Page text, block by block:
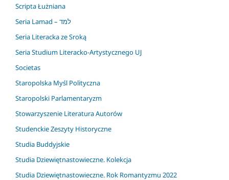
Scripta Łużniana
Seria Lamad – למד
Seria Literacka ze Sroką
Seria Studium Literacko-Artystycznego UJ
Societas
Staropolska Myśl Polityczna
Staropolski Parlamentaryzm
Stowarzyszenie Literatura Autorów
Studenckie Zeszyty Historyczne
Studia Buddyjskie
Studia Dziewiętnastowieczne. Kolekcja
Studia Dziewiętnastowieczne. Rok Romantyzmu 2022